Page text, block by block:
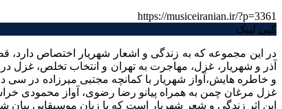
https://musiceiranian.ir/?p=3361
کپی لینک
در این مجموعه که به زندگی و اشعار شهریار اختصاص
آذر و شهریار، غزل، مهاجرت به تهران و انتخاب تخلص،
و خاطره هایش،‌آواز شهریار با کمانچه مجتبی میرزاده در سی
غزل مرغان چمن به همراه پیانو رضا رضوی، آواز محمودی
این اثر زندگی و شعر شهریار است که با زبان موسیقایی